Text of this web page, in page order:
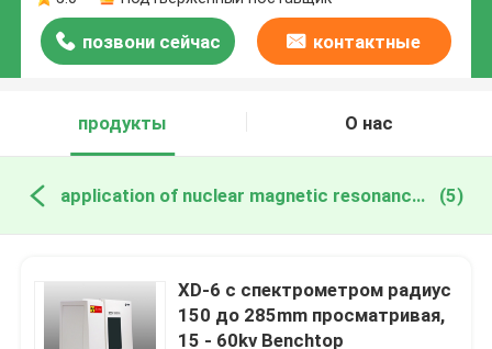
позвони сейчас контактные
продукты
О нас
application of nuclear magnetic resonance онлайн производство (5)
XD-6 с спектрометром радиус
150 до 285mm просматривая,
15 - 60kv Benchtop